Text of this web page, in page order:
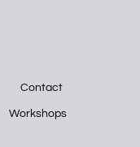
Contact
Workshops